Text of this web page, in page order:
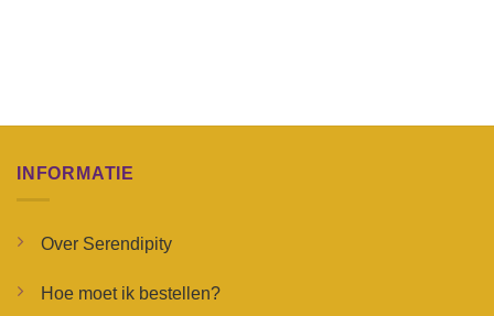
INFORMATIE
Over Serendipity
Hoe moet ik bestellen?